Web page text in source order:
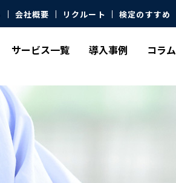
サービス一覧 導入事例 コラム
会社概要 リクルート 検定のすすめ